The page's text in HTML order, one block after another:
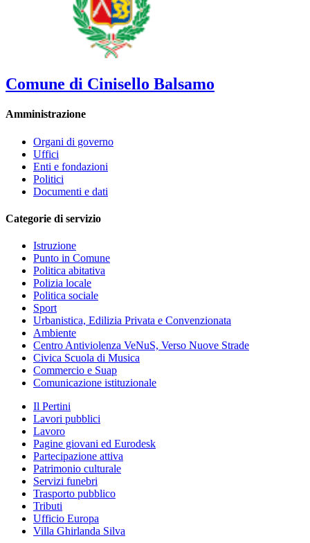
Comune di Cinisello Balsamo
Amministrazione
Organi di governo
Uffici
Enti e fondazioni
Politici
Documenti e dati
Categorie di servizio
Istruzione
Punto in Comune
Politica abitativa
Polizia locale
Politica sociale
Sport
Urbanistica, Edilizia Privata e Convenzionata
Ambiente
Centro Antiviolenza VeNuS, Verso Nuove Strade
Civica Scuola di Musica
Commercio e Suap
Comunicazione istituzionale
Il Pertini
Lavori pubblici
Lavoro
Pagine giovani ed Eurodesk
Partecipazione attiva
Patrimonio culturale
Servizi funebri
Trasporto pubblico
Tributi
Ufficio Europa
Villa Ghirlanda Silva